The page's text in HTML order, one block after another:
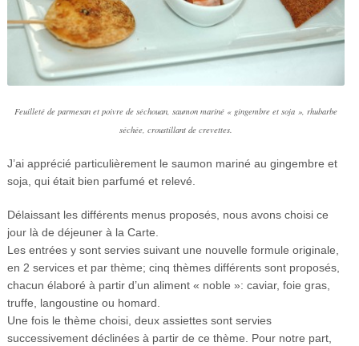
Feuilleté de parmesan et poivre de séchouan, saumon mariné « gingembre et soja », rhubarbe
séchée, croustillant de crevettes.
J’ai apprécié particulièrement le saumon mariné au gingembre et
soja, qui était bien parfumé et relevé.
Délaissant les différents menus proposés, nous avons choisi ce
jour là de déjeuner à la Carte.
Les entrées y sont servies suivant une nouvelle formule originale,
en 2 services et par thème; cinq thèmes différents sont proposés,
chacun élaboré à partir d’un aliment « noble »: caviar, foie gras,
truffe, langoustine ou homard.
Une fois le thème choisi, deux assiettes sont servies
successivement déclinées à partir de ce thème. Pour notre part,